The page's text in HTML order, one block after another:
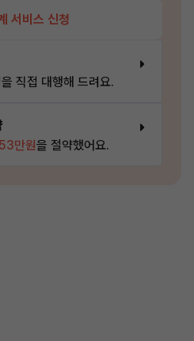
서비스 신청
직접 대행해 드려요.
만원을 절약했어요.